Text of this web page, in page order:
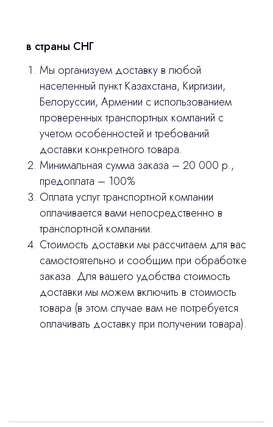
в страны СНГ
Мы организуем доставку в любой
населенный пункт Казахстана, Киргизии,
Белоруссии, Армении с использованием
проверенных транспортных компаний с
учетом особенностей и требований
доставки конкретного товара.
Минимальная сумма заказа – 20 000 р.,
предоплата – 100%
Оплата услуг транспортной компании
оплачивается вами непосредственно в
транспортной компании.
Стоимость доставки мы рассчитаем для вас
самостоятельно и сообщим при обработке
заказа. Для вашего удобства стоимость
доставки мы можем включить в стоимость
товара (в этом случае вам не потребуется
оплачивать доставку при получении товара).
сделано
3D печать
Лицензирование
Изготовление хирургических шаблонов
Политика конфиденциальности
stasicus